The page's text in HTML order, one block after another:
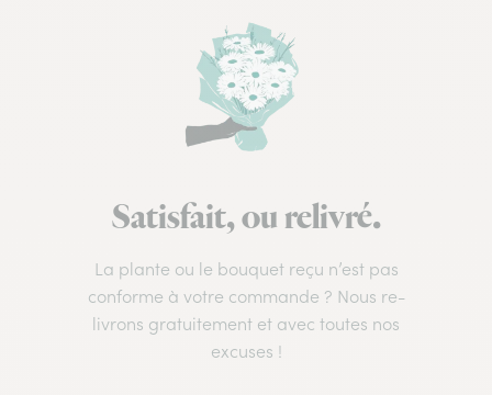
Satisfait, ou relivré.
La plante ou le bouquet reçu n’est pas
conforme à votre commande ? Nous re-
livrons gratuitement et avec toutes nos
excuses !